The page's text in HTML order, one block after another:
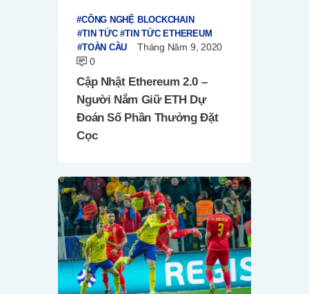
CÔNG NGHỆ BLOCKCHAIN
TIN TỨC
TIN TỨC ETHEREUM
TOÀN CẦU
Tháng Năm 9, 2020
0
Cập Nhật Ethereum 2.0 –
Người Nắm Giữ ETH Dự
Đoán Số Phần Thưởng Đặt
Cọc